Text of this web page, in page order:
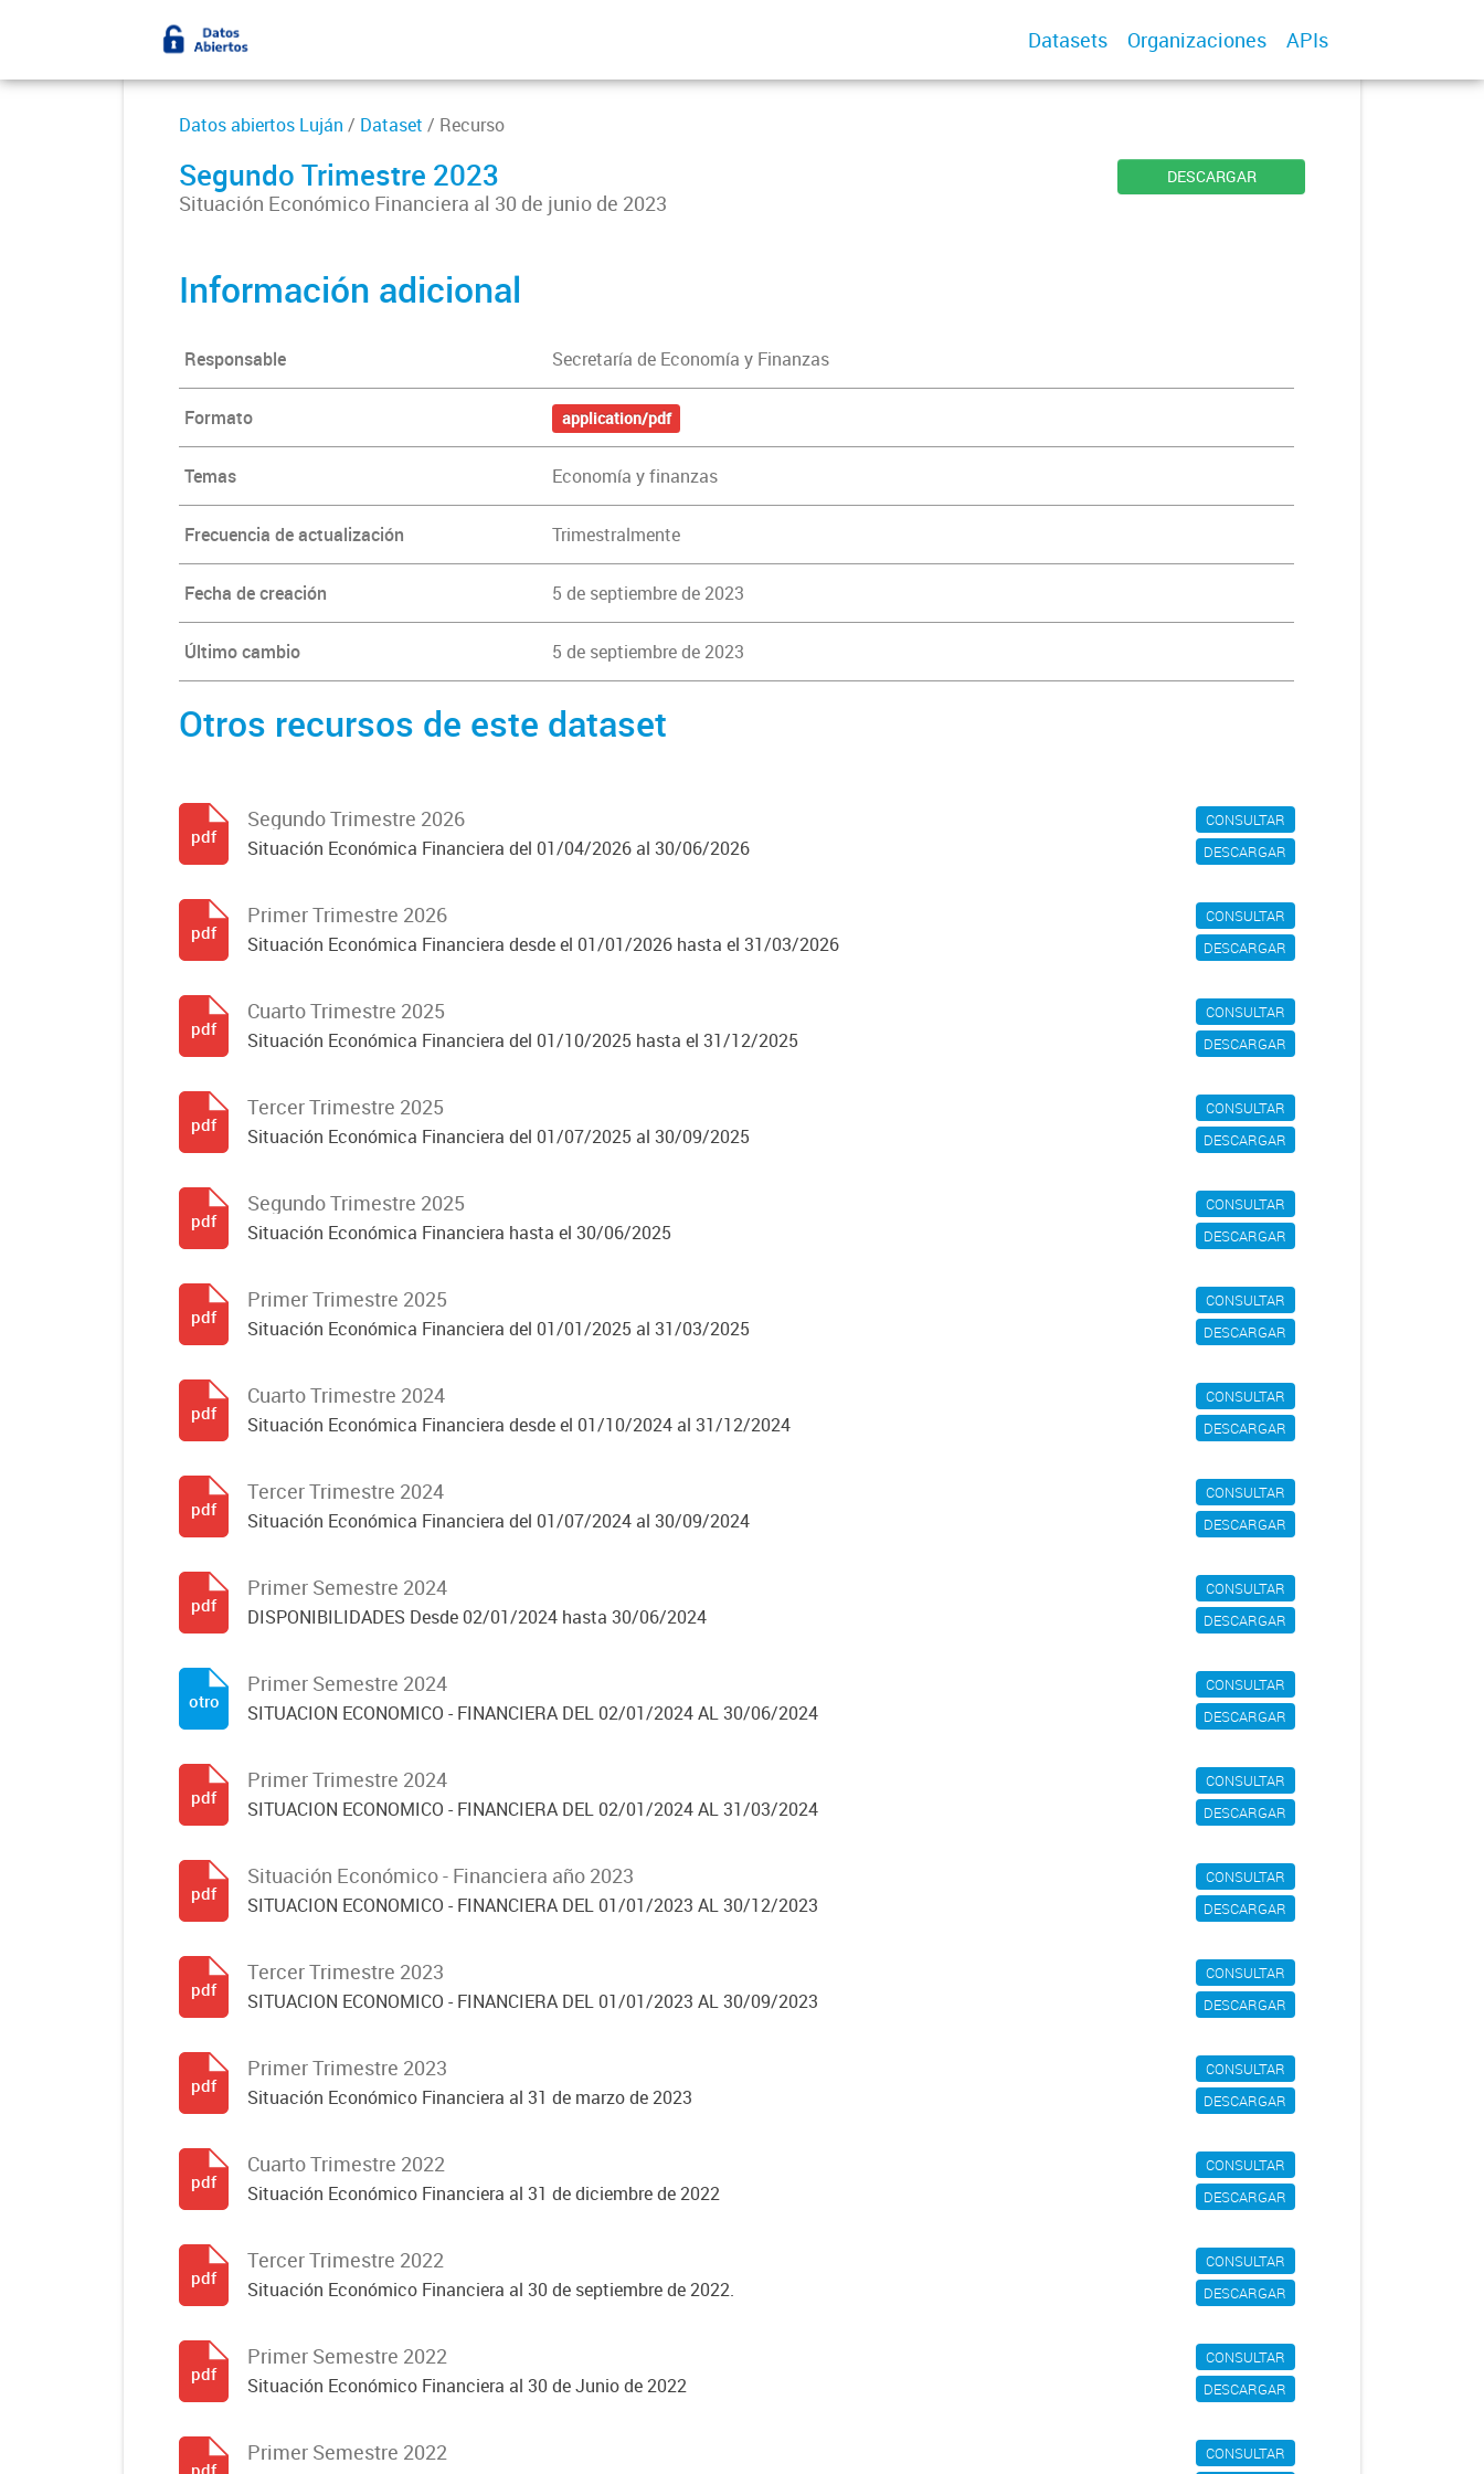
Datasets Organizaciones APIs
Datos abiertos Luján / Dataset / Recurso
Segundo Trimestre 2023
Situación Económico Financiera al 30 de junio de 2023
DESCARGAR
Información adicional
Responsable Secretaría de Economía y Finanzas
Formato application/pdf
Temas Economía y finanzas
Frecuencia de actualización Trimestralmente
Fecha de creación 5 de septiembre de 2023
Último cambio 5 de septiembre de 2023
Otros recursos de este dataset
CONSULTAR
DESCARGAR
Segundo Trimestre 2026
Situación Económica Financiera del 01/04/2026 al 30/06/2026
pdf
CONSULTAR
DESCARGAR
Primer Trimestre 2026
Situación Económica Financiera desde el 01/01/2026 hasta el 31/03/2026
pdf
CONSULTAR
DESCARGAR
Cuarto Trimestre 2025
Situación Económica Financiera del 01/10/2025 hasta el 31/12/2025
pdf
CONSULTAR
DESCARGAR
Tercer Trimestre 2025
Situación Económica Financiera del 01/07/2025 al 30/09/2025
pdf
CONSULTAR
DESCARGAR
Segundo Trimestre 2025
Situación Económica Financiera hasta el 30/06/2025
pdf
CONSULTAR
DESCARGAR
Primer Trimestre 2025
Situación Económica Financiera del 01/01/2025 al 31/03/2025
pdf
CONSULTAR
DESCARGAR
Cuarto Trimestre 2024
Situación Económica Financiera desde el 01/10/2024 al 31/12/2024
pdf
CONSULTAR
DESCARGAR
Tercer Trimestre 2024
Situación Económica Financiera del 01/07/2024 al 30/09/2024
pdf
CONSULTAR
DESCARGAR
Primer Semestre 2024
DISPONIBILIDADES Desde 02/01/2024 hasta 30/06/2024
pdf
CONSULTAR
DESCARGAR
Primer Semestre 2024
SITUACION ECONOMICO - FINANCIERA DEL 02/01/2024 AL 30/06/2024
otro
CONSULTAR
DESCARGAR
Primer Trimestre 2024
SITUACION ECONOMICO - FINANCIERA DEL 02/01/2024 AL 31/03/2024
pdf
CONSULTAR
DESCARGAR
Situación Económico - Financiera año 2023
SITUACION ECONOMICO - FINANCIERA DEL 01/01/2023 AL 30/12/2023
pdf
CONSULTAR
DESCARGAR
Tercer Trimestre 2023
SITUACION ECONOMICO - FINANCIERA DEL 01/01/2023 AL 30/09/2023
pdf
CONSULTAR
DESCARGAR
Primer Trimestre 2023
Situación Económico Financiera al 31 de marzo de 2023
pdf
CONSULTAR
DESCARGAR
Cuarto Trimestre 2022
Situación Económico Financiera al 31 de diciembre de 2022
pdf
CONSULTAR
DESCARGAR
Tercer Trimestre 2022
Situación Económico Financiera al 30 de septiembre de 2022.
pdf
CONSULTAR
DESCARGAR
Primer Semestre 2022
Situación Económico Financiera al 30 de Junio de 2022
pdf
CONSULTAR
Primer Semestre 2022